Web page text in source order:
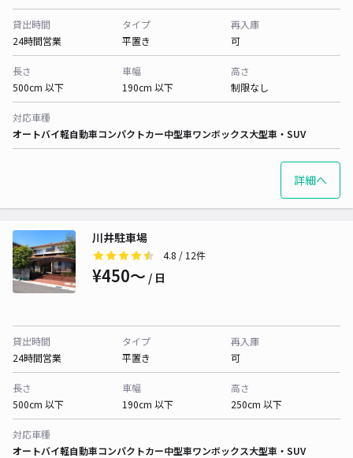
貸出時間
24時間営業
タイプ
平置き
再入庫
可
長さ
500cm 以下
車幅
190cm 以下
高さ
制限なし
対応車種
オートバイ軽自動車コンパクトカー中型車ワンボックス大型車・SUV
詳細へ
川井駐車場
4.8 / 12件
¥450〜 / 日
貸出時間
24時間営業
タイプ
平置き
再入庫
可
長さ
500cm 以下
車幅
190cm 以下
高さ
250cm 以下
対応車種
オートバイ軽自動車コンパクトカー中型車ワンボックス大型車・SUV